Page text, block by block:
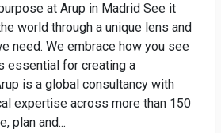
at Arup in Madrid See it
world through a unique lens and
need. We embrace how you see
essential for creating a
is a global consultancy with
expertise across more than 150
plan and...